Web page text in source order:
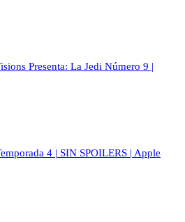
Presenta: La Jedi Número 9 |
4 | SIN SPOILERS | Apple